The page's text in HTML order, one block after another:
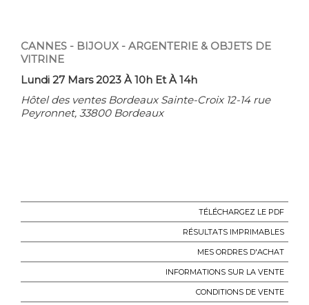
CANNES - BIJOUX - ARGENTERIE & OBJETS DE
VITRINE
Lundi 27 Mars 2023 À 10h Et À 14h
Hôtel des ventes Bordeaux Sainte-Croix 12-14 rue
Peyronnet, 33800 Bordeaux
TÉLÉCHARGEZ LE PDF
RÉSULTATS IMPRIMABLES
MES ORDRES D'ACHAT
INFORMATIONS SUR LA VENTE
CONDITIONS DE VENTE